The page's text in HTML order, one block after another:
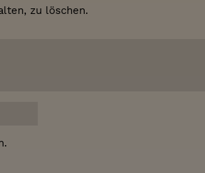
zu löschen.